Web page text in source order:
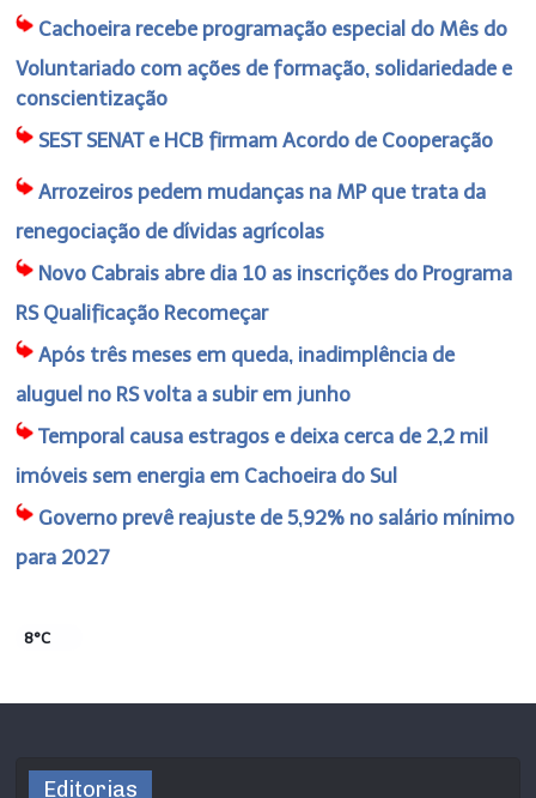
Cachoeira recebe programação especial do Mês do
Voluntariado com ações de formação, solidariedade e
conscientização
SEST SENAT e HCB firmam Acordo de Cooperação
Arrozeiros pedem mudanças na MP que trata da
renegociação de dívidas agrícolas
Novo Cabrais abre dia 10 as inscrições do Programa
RS Qualificação Recomeçar
Após três meses em queda, inadimplência de
aluguel no RS volta a subir em junho
Temporal causa estragos e deixa cerca de 2,2 mil
imóveis sem energia em Cachoeira do Sul
Governo prevê reajuste de 5,92% no salário mínimo
para 2027
8°C
Editorias